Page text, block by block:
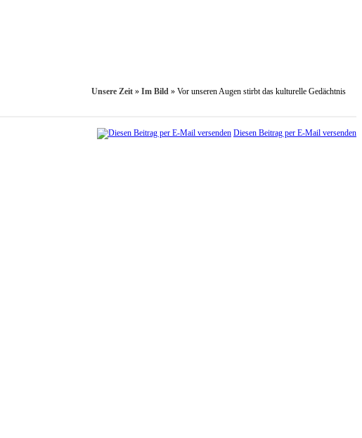
Unsere Zeit » Im Bild » Vor unseren Augen stirbt das kulturelle Gedächtnis
Diesen Beitrag per E-Mail versenden